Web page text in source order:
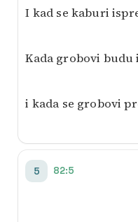
I kad se kaburi
Kada grobovi
i kada se grobovi
5 82:5